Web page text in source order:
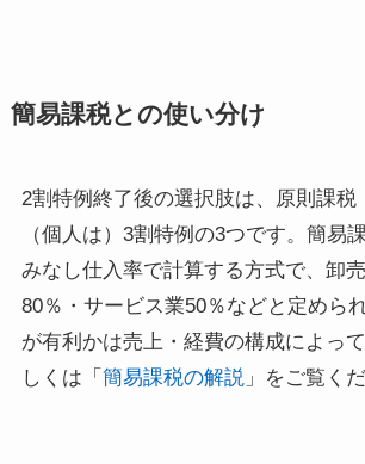
簡易課税との使い分け
2割特例終了後の選択肢は、原則課税
（個人は）3割特例の3つです。簡易
みなし仕入率で計算する方式で、卸
80％・サービス業50％などと定めら
が有利かは売上・経費の構成によっ
しくは「 簡易課税の解説 」をご覧く